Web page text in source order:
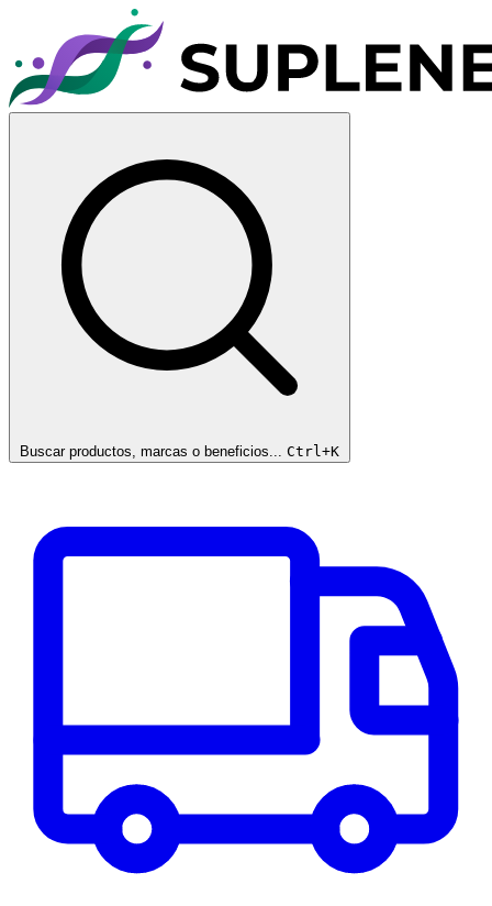
Buscar productos, marcas o beneficios... Ctrl+K